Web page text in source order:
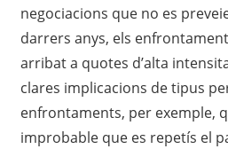
negociacions que no es
darrers anys, els
arribat a quotes d’alta
clares implicacions de tipus
enfrontaments, per exemple,
improbable que es repetís el